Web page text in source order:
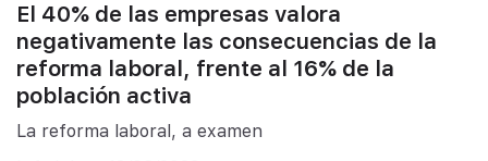
El 40% de las empresas valora
negativamente las consecuencias de la
reforma laboral, frente al 16% de la
población activa
La reforma laboral, a examen